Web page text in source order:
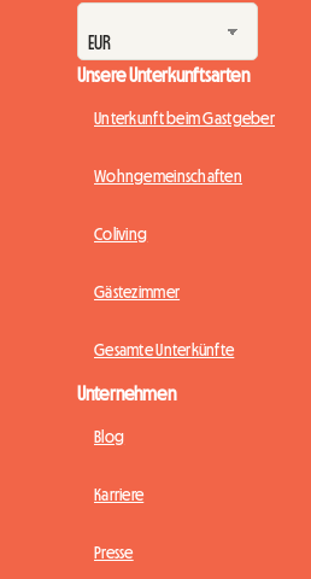
Unsere Unterkunftsarten
Unterkunft beim Gastgeber
Wohngemeinschaften
Coliving
Gästezimmer
Gesamte Unterkünfte
Unternehmen
Blog
Karriere
Presse